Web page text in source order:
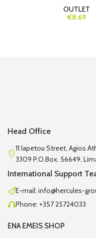
OUTLET
€8.69
Head Office
11 Iapetou Street, Agios
3309 P.O.Box. 56649,
International Support
E-mail: info@hercules-
Phone: +357 25724033
ENA EMEIS SHOP